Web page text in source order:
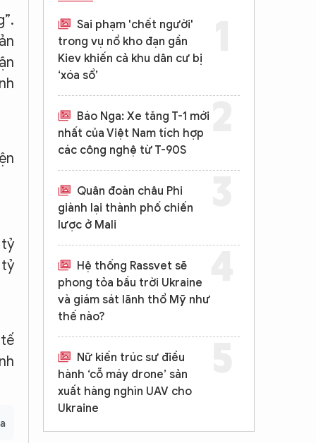
Sai phạm 'chết người'
trong vụ nổ kho đạn gần
Kiev khiến cả khu dân cư bị
‘xóa sổ’
Báo Nga: Xe tăng T-1 mới
nhất của Việt Nam tích hợp
các công nghệ từ T-90S
Quân đoàn châu Phi
giành lại thành phố chiến
lược ở Mali
Hệ thống Rassvet sẽ
phong tỏa bầu trời Ukraine
và giám sát lãnh thổ Mỹ như
thế nào?
Nữ kiến trúc sư điều
hành ‘cỗ máy drone’ sản
xuất hàng nghìn UAV cho
Ukraine